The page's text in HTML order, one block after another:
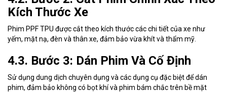
Kích Thước Xe
Phim PPF TPU được cắt theo kích thước các chi tiết của xe như
yếm, mặt nạ, đèn và thân xe, đảm bảo vừa khít và thẩm mỹ.
4.3. Bước 3: Dán Phim Và Cố Định
Sử dụng dung dịch chuyên dụng và các dụng cụ đặc biệt để dán
phim, đảm bảo không có bọt khí và phim bám chắc trên bề mặt